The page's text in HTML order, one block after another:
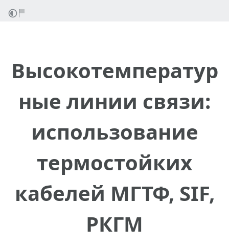
Высокотемператур
ные линии связи:
использование
термостойких
кабелей МГТФ, SIF,
РКГМ